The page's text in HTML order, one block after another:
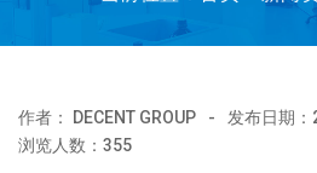
作者： DECENT GROUP
发布日期
浏览人数： 355